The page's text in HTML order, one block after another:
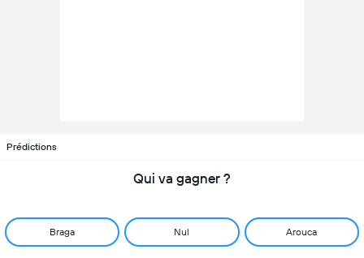
Prédictions
Qui va gagner ?
Braga Nul Arouca